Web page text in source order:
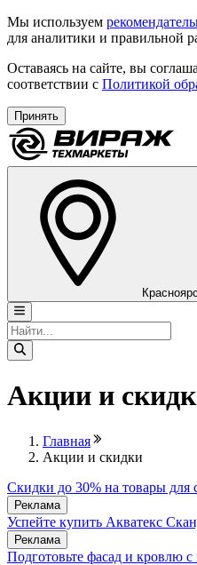
Мы используем
для аналитики и правильной
Оставаясь на сайте, вы
соответствии с Политикой
Принять
Акции и
Главная
Акции и скидки
Скидки до 30% на товары для
Реклама
Успейте купить Акватекс
Реклама
Подготовьте фасад и кровлю